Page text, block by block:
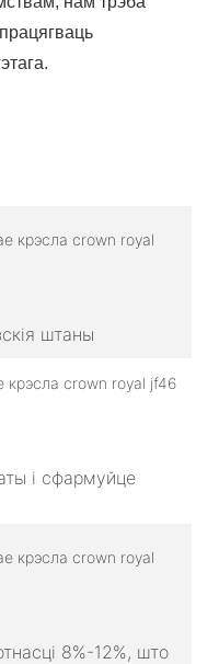
штаны
і сфармуйце
8%-12%, што